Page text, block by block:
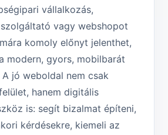
vállalkozás,
vagy webshopot
komoly előnyt jelenthet,
modern, gyors, mobilbarát
jó weboldal nem csak
hanem digitális
is: segít bizalmat építeni,
kérdésekre, kiemeli az